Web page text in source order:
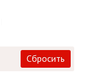
Сбросить